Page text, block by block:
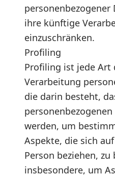
ihre künftige
einzuschränken.
Profiling
Profiling ist jede
Verarbeitung
die darin besteht,
werden, um
Aspekte, die sich
Person beziehen, zu
insbesondere, um